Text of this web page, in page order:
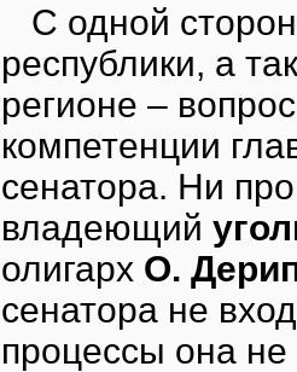
С одной
республики, а
регионе –
компетенции
сенатора. Ни
владеющий
олигарх О.
сенатора не
процессы она